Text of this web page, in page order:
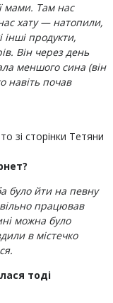
мами. Там нас
хату — натопили,
продукти,
Він через день
меншого сина (він
навіть почав
зі сторінки Тетяни
було йти на певну
працював
можна було
в містечко
тоді